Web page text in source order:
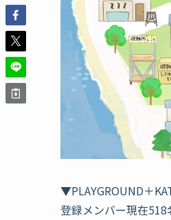
▼PLAYGROUND＋
登録メンバー現在518